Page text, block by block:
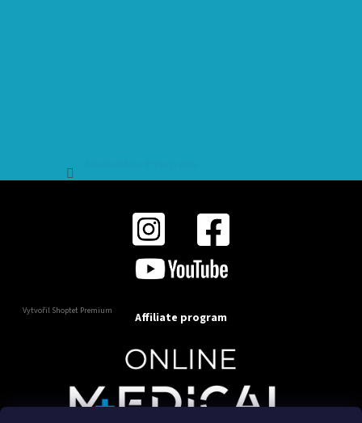
Vytvořil Shoptet Premium Affiliate program